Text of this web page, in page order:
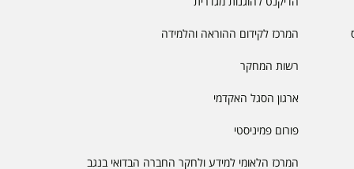
המרכז לקידום ההוראה והלמידה
רשות המחקר
ארגון הסגל האקדמי
פורום פמיניסטי
המרכז הלאומי למידע ולחקר החברה הבדואי בנגב